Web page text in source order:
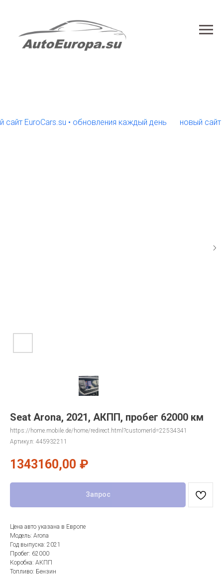
EuroCars.su • обновления каждый день новый сайт
Seat Arona, 2021, АКПП, пробег 62000 км
https://home.mobile.de/home/redirect.html?customerId=22534341
Артикул: 445932211
1343160,00 ₽
Запрос
Цена авто указана в Европе
Модель: Arona
Год выпуска: 2021
Пробег: 62000
Коробка: АКПП
Топливо: Бензин